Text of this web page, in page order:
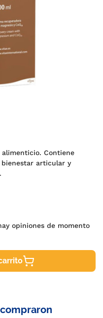
Contiene
articular y
opiniones de momento